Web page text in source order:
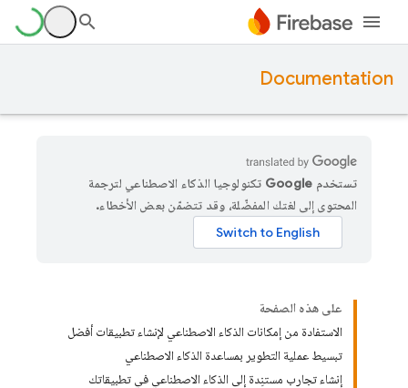
Documentation
تستخدم Google تكنولوجيا الذكاء الاصطناعي لترجمة
المحتوى إلى لغتك المفضّلة، وقد تتضمّن بعض الأخطاء.
على هذه الصفحة
الاستفادة من إمكانات الذكاء الاصطناعي لإنشاء تطبيقات أفضل
تبسيط عملية التطوير بمساعدة الذكاء الاصطناعي
إنشاء تجارب مستنِدة إلى الذكاء الاصطناعي في تطبيقاتك